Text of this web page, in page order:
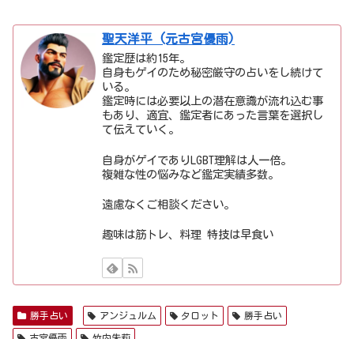
聖天洋平 (元古宮優雨)
鑑定歴は約15年。
自身もゲイのため秘密厳守の占いをし続けて
いる。
鑑定時には必要以上の潜在意識が流れ込む事
もあり、適宜、鑑定者にあった言葉を選択し
て伝えていく。
自身がゲイでありLGBT理解は人一倍。
複雑な性の悩みなど鑑定実績多数。
遠慮なくご相談ください。
趣味は筋トレ、料理 特技は早食い
勝手占い アンジュルム タロット 勝手占い